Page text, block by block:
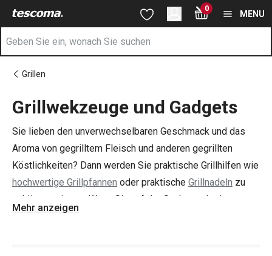
Sie befinden sich auf der Grillwekzeuge und Gadgets Seite
Zum Hauptinhalt springen
Zur Suche springen
Zur Navigation springen 0
MENU
Grillen
Grillwekzeuge und Gadgets
Sie lieben den unverwechselbaren Geschmack und das
Aroma von gegrilltem Fleisch und anderen gegrillten
Köstlichkeiten? Dann werden Sie praktische Grillhilfen wie
hochwertige Grillpfannen oder praktische Grillnadeln zu
schätzen wissen. Wenn Sie auf der Suche nach einem
kleinen, handlichen und vor allem tragbaren Grill sind,
Mehr anzeigen